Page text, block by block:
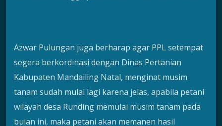
Azwar Pulungan juga berharap agar PPL setempat
segera berkordinasi dengan Dinas Pertanian
Kabupaten Mandailing Natal, menginat musim
tanam sudah mulai lagi karena jelas, apabila petani
wilayah desa Runding memulai musim tanam pada
bulan ini, maka petani akan memanen hasil